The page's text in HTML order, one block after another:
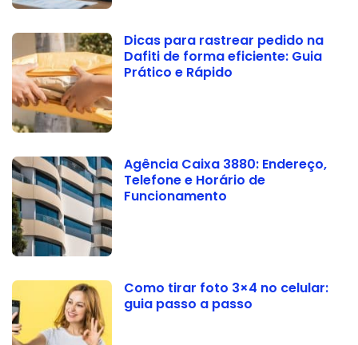
Dicas para rastrear pedido na
Dafiti de forma eficiente: Guia
Prático e Rápido
Agência Caixa 3880: Endereço,
Telefone e Horário de
Funcionamento
Como tirar foto 3×4 no celular:
guia passo a passo